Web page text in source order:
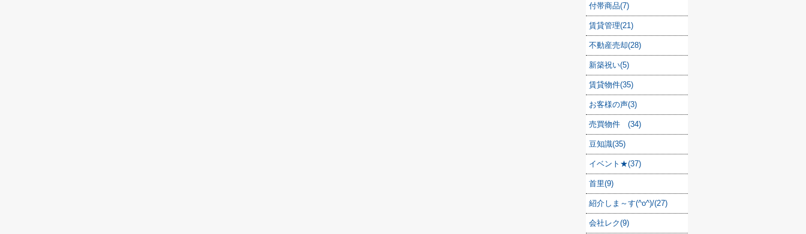
付帯商品(7)
賃貸管理(21)
不動産売却(28)
新築祝い(5)
賃貸物件(35)
お客様の声(3)
売買物件 (34)
豆知識(35)
イベント★(37)
首里(9)
紹介しま～す(^o^)/(27)
会社レク(9)